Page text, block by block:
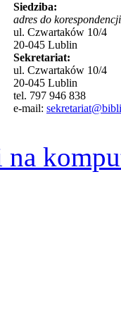
Siedziba:
adres do
ul. Czwartaków 10/4
20-045 Lublin
Sekretariat:
ul. Czwartaków 10/4
20-045 Lublin
tel. 797 946 838
e-mail:
na